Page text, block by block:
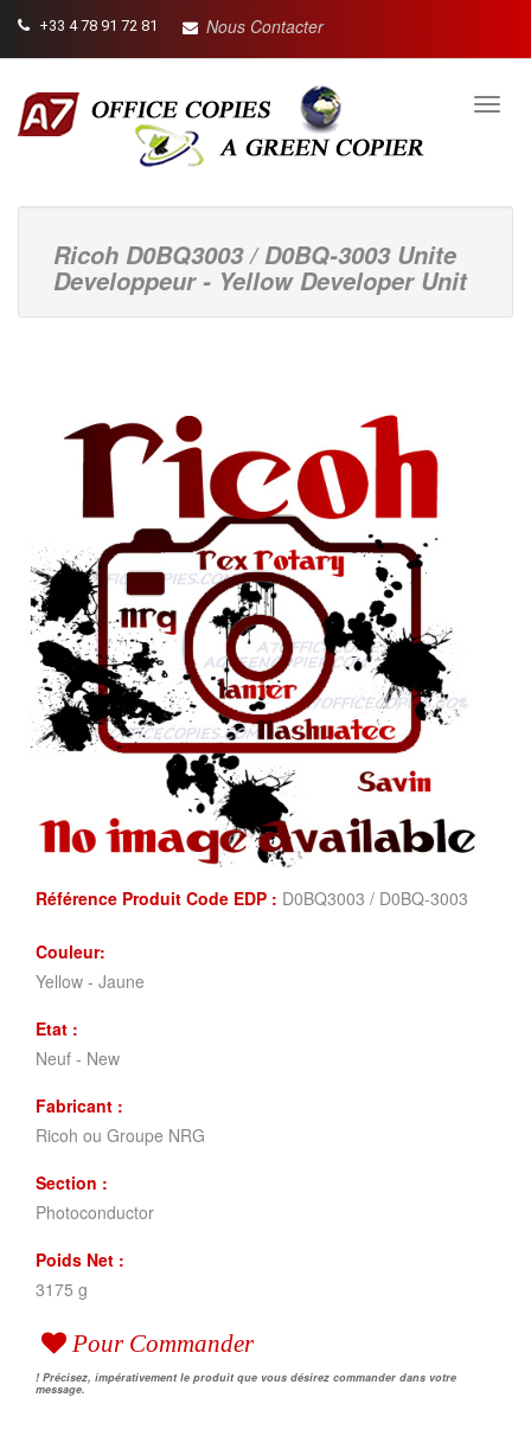
+33 4 78 91 72 81 Nous Contacter
Ricoh D0BQ3003 / D0BQ-3003 Unite
Developpeur - Yellow Developer Unit
Référence Produit Code EDP : D0BQ3003 / D0BQ-3003
Couleur:
Yellow - Jaune
Etat :
Neuf - New
Fabricant :
Ricoh ou Groupe NRG
Section :
Photoconductor
Poids Net :
3175 g
Pour Commander
! Précisez, impérativement le produit que vous désirez commander dans votre
message.